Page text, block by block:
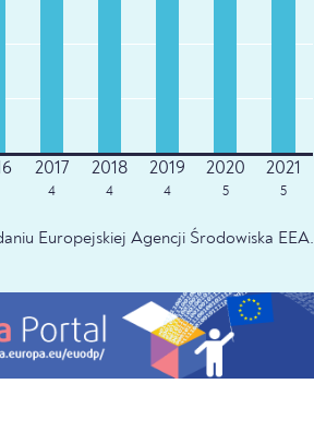
4 4 4 5 5
Europejskiej Agencji Środowiska EEA.